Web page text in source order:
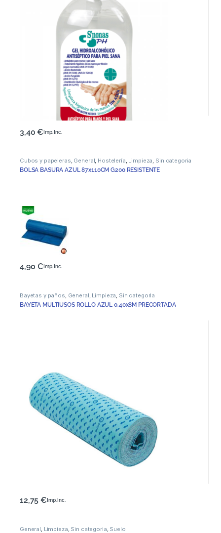
3,40€ Imp. Inc.
Cubos y papeleras, General, Hostelería, Limpieza, Sin categoria
BOLSA BASURA AZUL 87x110CM G200 RESISTENTE
4,90€ Imp. Inc.
Bayetas y paños, General, Limpieza, Sin categoria
BAYETA MULTIUSOS ROLLO AZUL 0.40x8M PRECORTADA
12,75€ Imp. Inc.
General Limpieza Sin categoria Suelo